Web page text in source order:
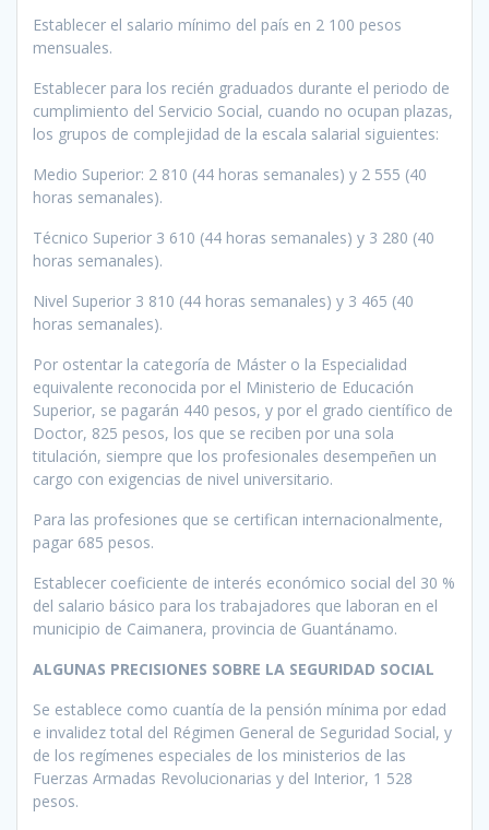
Establecer el salario mínimo del país en 2 100 pesos
mensuales.
Establecer para los recién graduados durante el periodo de
cumplimiento del Servicio Social, cuando no ocupan plazas,
los grupos de complejidad de la escala salarial siguientes:
Medio Superior: 2 810 (44 horas semanales) y 2 555 (40
horas semanales).
Técnico Superior 3 610 (44 horas semanales) y 3 280 (40
horas semanales).
Nivel Superior 3 810 (44 horas semanales) y 3 465 (40
horas semanales).
Por ostentar la categoría de Máster o la Especialidad
equivalente reconocida por el Ministerio de Educación
Superior, se pagarán 440 pesos, y por el grado científico de
Doctor, 825 pesos, los que se reciben por una sola
titulación, siempre que los profesionales desempeñen un
cargo con exigencias de nivel universitario.
Para las profesiones que se certifican internacionalmente,
pagar 685 pesos.
Establecer coeficiente de interés económico social del 30 %
del salario básico para los trabajadores que laboran en el
municipio de Caimanera, provincia de Guantánamo.
ALGUNAS PRECISIONES SOBRE LA SEGURIDAD SOCIAL
Se establece como cuantía de la pensión mínima por edad
e invalidez total del Régimen General de Seguridad Social, y
de los regímenes especiales de los ministerios de las
Fuerzas Armadas Revolucionarias y del Interior, 1 528
pesos.